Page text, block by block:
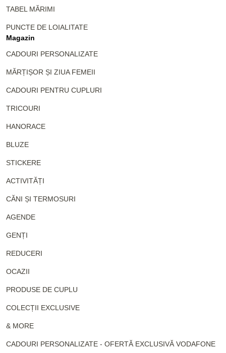
TABEL MĂRIMI
PUNCTE DE LOIALITATE
Magazin
CADOURI PERSONALIZATE
MĂRȚIȘOR ȘI ZIUA FEMEII
CADOURI PENTRU CUPLURI
TRICOURI
HANORACE
BLUZE
STICKERE
ACTIVITĂȚI
CĂNI ȘI TERMOSURI
AGENDE
GENȚI
REDUCERI
OCAZII
PRODUSE DE CUPLU
COLECȚII EXCLUSIVE
& MORE
CADOURI PERSONALIZATE - OFERTĂ EXCLUSIVĂ VODAFONE